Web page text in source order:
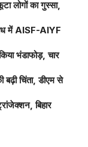
लोगों का गुस्सा,
में AISF-AIYF
भंडाफोड़, चार
चिंता, डीएम से
बिहार